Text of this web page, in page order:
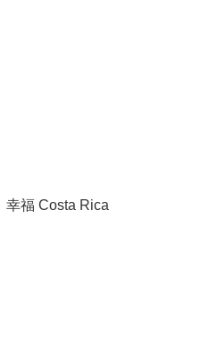
幸福 Costa Rica